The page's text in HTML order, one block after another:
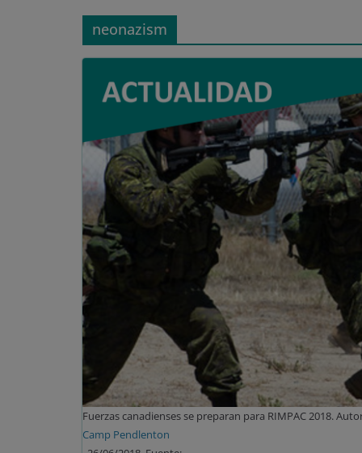
neonazism
Fuerzas canadienses se preparan para RIMPAC 2018.
Camp Pendlenton